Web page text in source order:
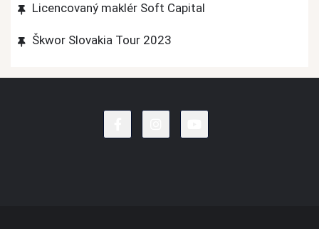
Licencovaný maklér Soft Capital
Škwor Slovakia Tour 2023